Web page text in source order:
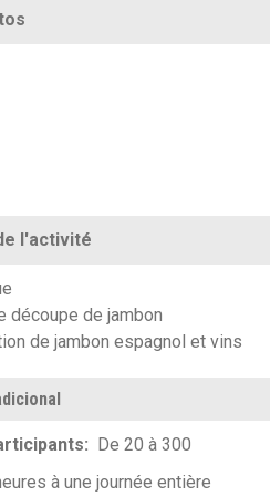
l'activité
découpe de jambon
de jambon espagnol et vins
De 20 à 300
à une journée entière